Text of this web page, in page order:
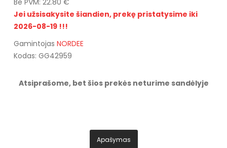
Be PVM: 22.80 €
Jei užsisakysite šiandien, prekę pristatysime iki
2026-08-19 !!!
Gamintojas NORDEE
Kodas: GG42959
Atsiprašome, bet šios prekės neturime sandėlyje
Apašymas